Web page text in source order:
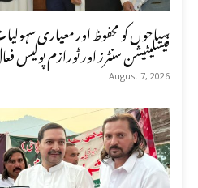
سیاحوں کو محفوظ اور معیاری
فیسلیٹیشن سنٹرز اور ٹورازم پولیس
August 7, 2026